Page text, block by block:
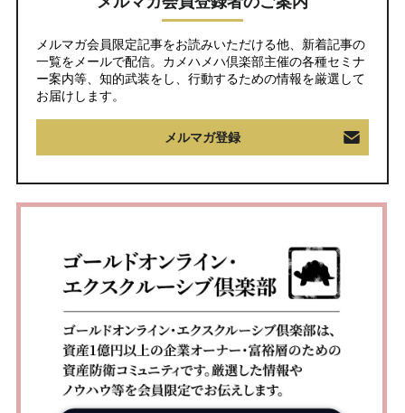
メルマガ会員限定記事をお読みいただける他、新着記事の
一覧をメールで配信。カメハメハ倶楽部主催の各種セミナ
ー案内等、知的武装をし、行動するための情報を厳選して
お届けします。
メルマガ登録